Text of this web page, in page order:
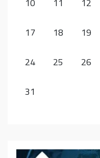
10 11 12
17 18 19
24 25 26
31